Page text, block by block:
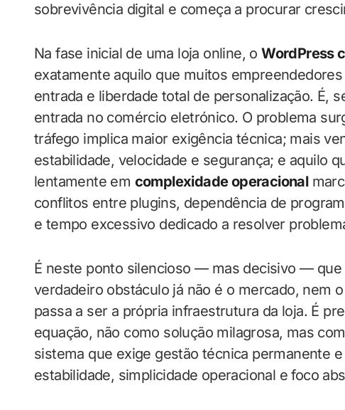
sobrevivência digital e começa a procurar
Na fase inicial de uma loja online, oWordPress
exatamente aquilo que muitos
entrada e liberdade total de personalização. É,
entrada no comércio eletrónico. O problema
tráfego implica maior exigência técnica; mais
estabilidade, velocidade e segurança; e aquilo
lentamente em complexidade operacional
conflitos entre plugins, dependência de
e tempo excessivo dedicado a resolver
É neste ponto silencioso — mas decisivo —
verdadeiro obstáculo já não é o mercado, nem
passa a ser a própria infraestrutura da loja. É
equação, não como solução milagrosa, mas
sistema que exige gestão técnica permanente
estabilidade, simplicidade operacional e foco